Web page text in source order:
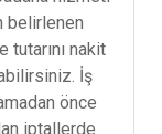
belirlenen
tutarını nakit
İş
önce
iptallerde